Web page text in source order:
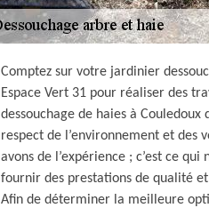
Comptez sur votre jardinier
Espace Vert 31 pour réaliser des
dessouchage de haies à Couledoux
respect de l’environnement et des
avons de l’expérience ; c’est ce qui
fournir des prestations de qualité
Afin de déterminer la meilleure